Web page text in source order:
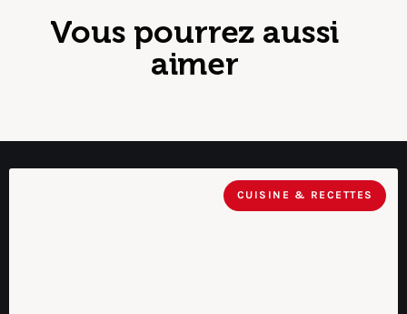
Vous pourrez aussi
aimer
CUISINE & RECETTES